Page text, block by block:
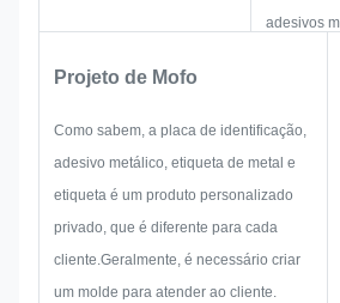
adesivos
Projeto de Mofo
Como sabem, a placa de identificação,
adesivo metálico, etiqueta de metal e
etiqueta é um produto personalizado
privado, que é diferente para cada
cliente.Geralmente, é necessário criar
um molde para atender ao cliente.